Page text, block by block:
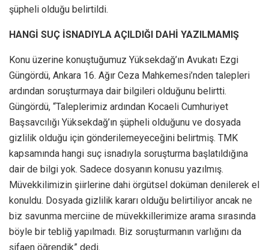
şüpheli olduğu belirtildi.
HANGİ SUÇ İSNADIYLA AÇILDIĞI DAHİ YAZILMAMIŞ
Konu üzerine konuştuğumuz Yüksekdağ’ın Avukatı Ezgi
Güngördü, Ankara 16. Ağır Ceza Mahkemesi’nden talepleri
ardından soruşturmaya dair bilgileri olduğunu belirtti.
Güngördü, “Taleplerimiz ardından Kocaeli Cumhuriyet
Başsavcılığı Yüksekdağ’ın şüpheli olduğunu ve dosyada
gizlilik olduğu için gönderilemeyeceğini belirtmiş. TMK
kapsamında hangi suç isnadıyla soruşturma başlatıldığına
dair de bilgi yok. Sadece dosyanın konusu yazılmış.
Müvekkilimizin şiirlerine dahi örgütsel doküman denilerek el
konuldu. Dosyada gizlilik kararı olduğu belirtiliyor ancak ne
biz savunma merciine de müvekkillerimize arama sırasında
böyle bir tebliğ yapılmadı. Biz soruşturmanın varlığını da
şifaen öğrendik” dedi.